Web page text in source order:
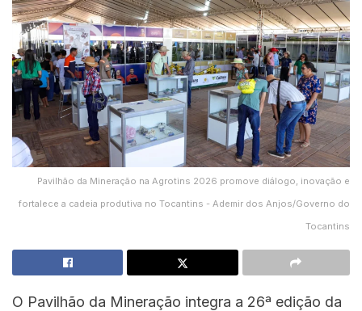
Pavilhão da Mineração na Agrotins 2026 promove diálogo, inovação e
fortalece a cadeia produtiva no Tocantins - Ademir dos Anjos/Governo do
Tocantins
O Pavilhão da Mineração integra a 26ª edição da